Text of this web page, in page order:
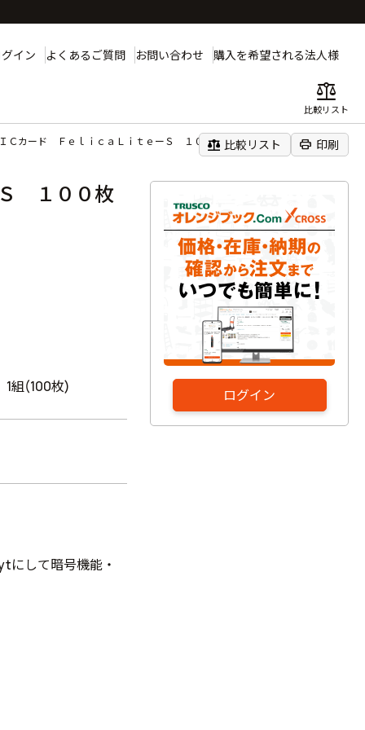
イン よくあるご質問 お問い合わせ 購入を希望される法人様
balance
比較リスト
Ｃカード ＦｅｌｉｃａＬｉｔｅーＳ １００枚入
balance 比較リスト print 印刷
ログイン
１００枚
1組(100枚)
にして暗号機能・